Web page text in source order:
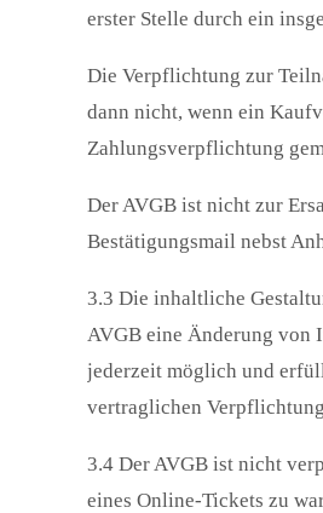
erster Stelle durch ein
Die Verpflichtung zur
dann nicht, wenn ein
Zahlungsverpflichtung
Der AVGB ist nicht zur
Bestätigungsmail nebst
3.3 Die inhaltliche
AVGB eine Änderung von
jederzeit möglich und
vertraglichen
3.4 Der AVGB ist nicht
eines Online-Tickets zu